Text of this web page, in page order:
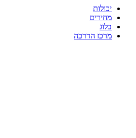
יכולות
מחירים
בלוג
מרכז הדרכה